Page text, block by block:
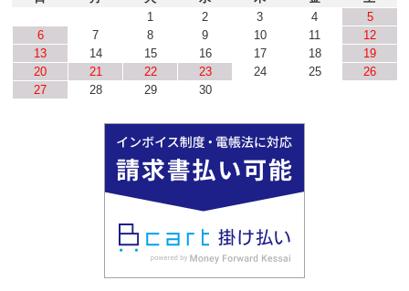
1
2 3 4
5
6
7 8 9 10 11
12
13
14 15 16 17 18
19
20
21 22 23 24 25
26
27
28 29 30